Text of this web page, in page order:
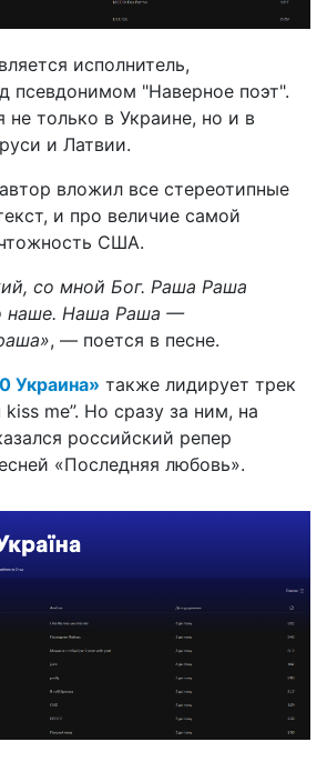
исполнитель,
псевдонимом "Наверное поэт".
не только в Украине, но и в
и Латвии.
вложил все стереотипные
и про величие самой
США.
со мной Бог. Раша Раша
наше. Наша Раша —
, — поется в песне.
Украина» также лидирует трек
me”. Но сразу за ним, на
российский репер
«Последняя любовь».